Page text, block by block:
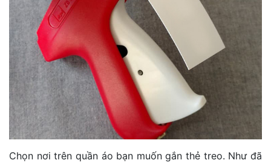
Chọn nơi trên quần áo bạn muốn gắn thẻ treo. Như đã